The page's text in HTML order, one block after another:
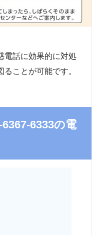
電話に効果的に対処
ことが可能です。
6333の電